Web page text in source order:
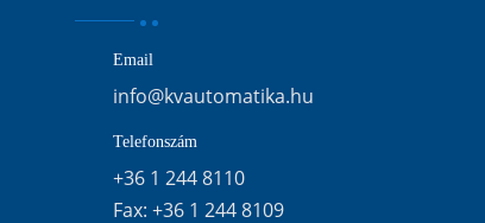
Email
info@kvautomatika.hu
Telefonszám
+36 1 244 8110
Fax: +36 1 244 8109